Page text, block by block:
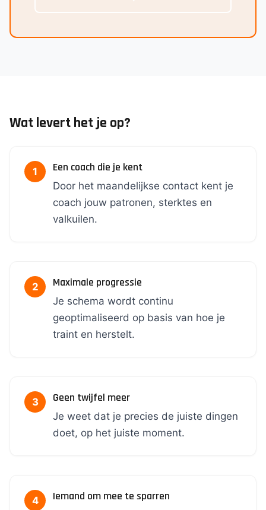
Wat levert het je op?
Een coach die je kent
Door het maandelijkse contact kent je
coach jouw patronen, sterktes en
valkuilen.
Maximale progressie
Je schema wordt continu
geoptimaliseerd op basis van hoe je
traint en herstelt.
Geen twijfel meer
Je weet dat je precies de juiste dingen
doet, op het juiste moment.
Iemand om mee te sparren